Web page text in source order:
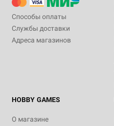
Способы оплаты
Службы доставки
Адреса магазинов
HOBBY GAMES
О магазине